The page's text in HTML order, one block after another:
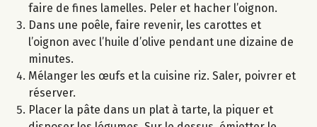
faire de fines lamelles. Peler et hacher l’oignon.
Dans une poêle, faire revenir, les carottes et
l’oignon avec l’huile d’olive pendant une dizaine de
minutes.
Mélanger les œufs et la cuisine riz. Saler, poivrer et
réserver.
Placer la pâte dans un plat à tarte, la piquer et